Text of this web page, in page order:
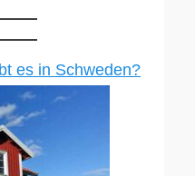
es in Schweden?